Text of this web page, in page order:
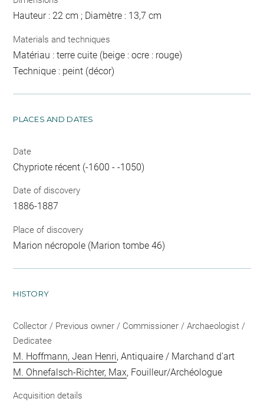
Hauteur : 22 cm ; Diamètre : 13,7 cm
Materials and techniques
Matériau : terre cuite (beige : ocre : rouge)
Technique : peint (décor)
PLACES AND DATES
Date
Chypriote récent (-1600 - -1050)
Date of discovery
1886-1887
Place of discovery
Marion nécropole (Marion tombe 46)
HISTORY
Collector / Previous owner / Commissioner / Archaeologist /
Dedicatee
M. Hoffmann, Jean Henri, Antiquaire / Marchand d'art
M. Ohnefalsch-Richter, Max, Fouilleur/Archéologue
Acquisition details